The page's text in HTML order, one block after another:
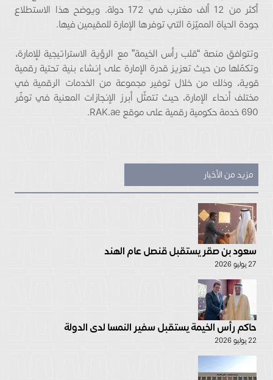
أكثر من 12 ألف مغترب في 172 دولة. ويوضح هذا الاستطلاع
جودة الحياة المميّزة التي توفرها الإمارة للمقيمين فيها.
وتتوافق منصة “قلب رأس الخيمة” مع الرؤية الاستراتيجية للإمارة،
وتكمّلها من حيث تعزيز قدرة الإمارة على إنشاء بنية تحتية رقمية
قوية، وذلك من خلال توفير مجموعة من الخدمات الرقمية في
مختلف أنحاء الإمارة، حيث تتمثّل أبرز الإنجازات المعنية في توفّر
690 خدمة حكومية رقمية على موقع RAK.ae.
مزيد من الأخبار
سعود بن صقر يستقبل قنصل عام الهند
27 يوليو 2026
حاكم رأس الخيمة يستقبل سفير النمسا لدى الدولة
22 يوليو 2026